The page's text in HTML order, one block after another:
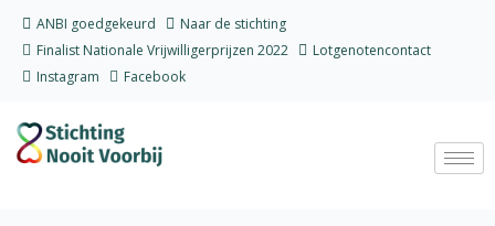
ANBI goedgekeurd
Naar de stichting
Finalist Nationale Vrijwilligerprijzen 2022
Lotgenotencontact
Instagram
Facebook